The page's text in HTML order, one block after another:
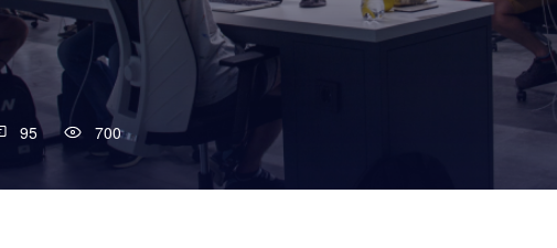
95 700